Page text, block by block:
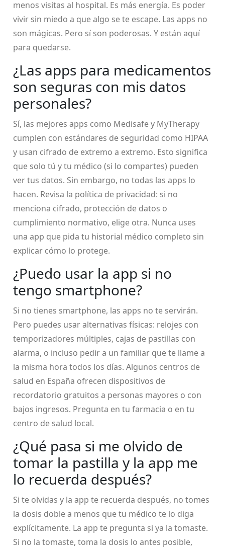
menos visitas al hospital. Es más energía. Es poder
vivir sin miedo a que algo se te escape. Las apps no
son mágicas. Pero sí son poderosas. Y están aquí
para quedarse.
¿Las apps para medicamentos
son seguras con mis datos
personales?
Sí, las mejores apps como Medisafe y MyTherapy
cumplen con estándares de seguridad como HIPAA
y usan cifrado de extremo a extremo. Esto significa
que solo tú y tu médico (si lo compartes) pueden
ver tus datos. Sin embargo, no todas las apps lo
hacen. Revisa la política de privacidad: si no
menciona cifrado, protección de datos o
cumplimiento normativo, elige otra. Nunca uses
una app que pida tu historial médico completo sin
explicar cómo lo protege.
¿Puedo usar la app si no
tengo smartphone?
Si no tienes smartphone, las apps no te servirán.
Pero puedes usar alternativas físicas: relojes con
temporizadores múltiples, cajas de pastillas con
alarma, o incluso pedir a un familiar que te llame a
la misma hora todos los días. Algunos centros de
salud en España ofrecen dispositivos de
recordatorio gratuitos a personas mayores o con
bajos ingresos. Pregunta en tu farmacia o en tu
centro de salud local.
¿Qué pasa si me olvido de
tomar la pastilla y la app me
lo recuerda después?
Si te olvidas y la app te recuerda después, no tomes
la dosis doble a menos que tu médico te lo diga
explícitamente. La app te pregunta si ya la tomaste.
Si no la tomaste, toma la dosis lo antes posible,